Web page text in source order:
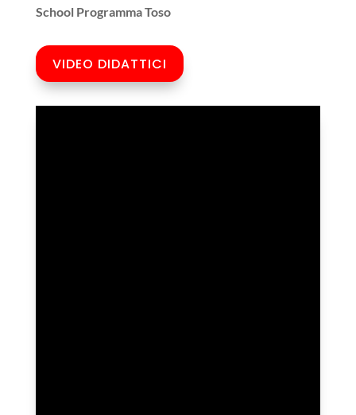
School Programma Toso
VIDEO DIDATTICI